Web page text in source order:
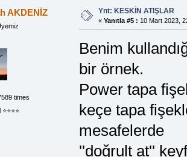
AKDENİZ
times
Ynt: KESKİN ATIŞLAR
« Yanıtla #5 : 10 Mart 2023,
Benim
bir örnek.
Power tapa
keçe tapa
mesafelerde
''doğrult at''